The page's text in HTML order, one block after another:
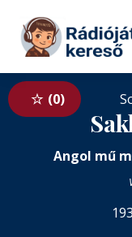
Tovább a
0
Angol mű